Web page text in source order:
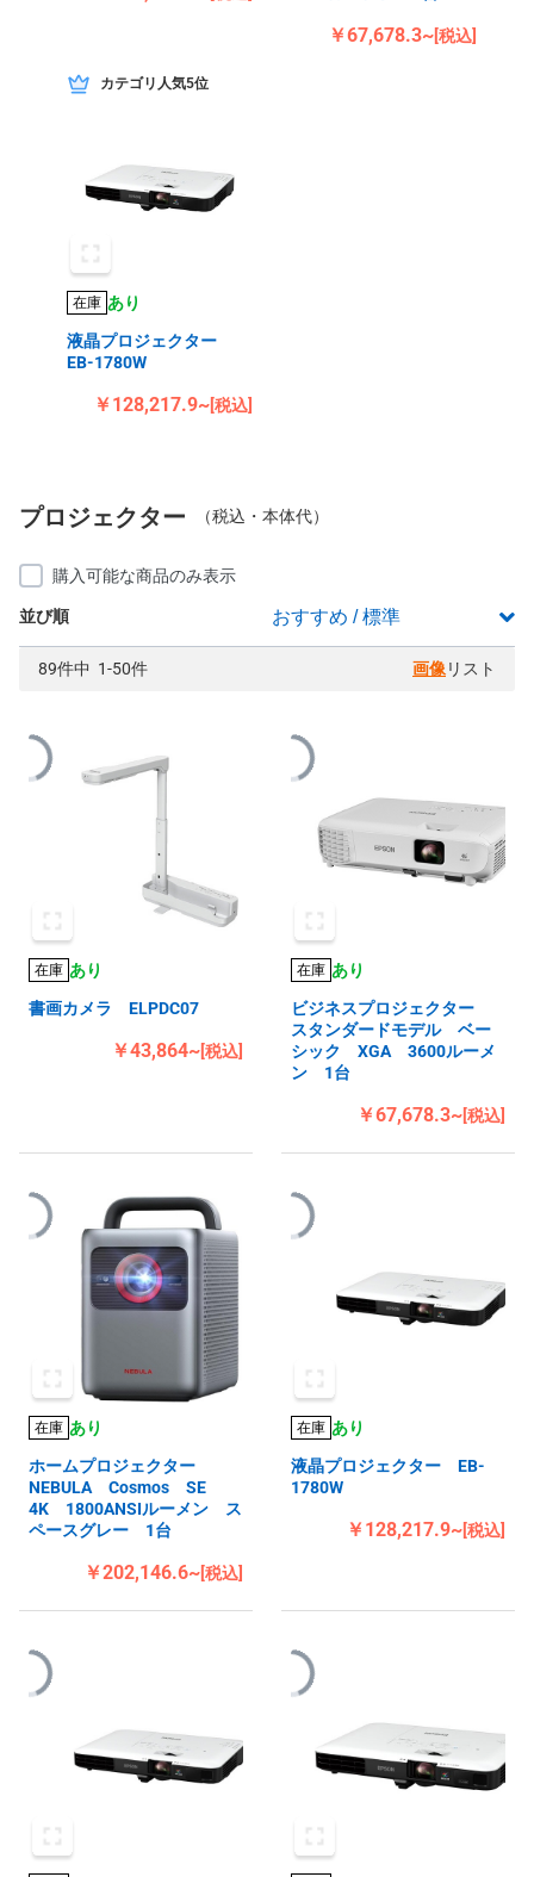
￥67,678.3~[税込]
カテゴリ人気5位
在庫 あり
液晶プロジェクター
EB-1780W
￥128,217.9~[税込]
プロジェクター （税込・本体代）
購入可能な商品のみ表示
並び順
89件中 1-50件 画像 リスト
在庫 あり
書画カメラ ELPDC07
￥43,864~[税込]
在庫 あり
ビジネスプロジェクター
スタンダードモデル ベー
シック XGA 3600ルーメ
ン 1台
￥67,678.3~[税込]
在庫 あり
ホームプロジェクター
NEBULA Cosmos SE
4K 1800ANSIルーメン ス
ペースグレー 1台
￥202,146.6~[税込]
在庫 あり
液晶プロジェクター EB-
1780W
￥128,217.9~[税込]